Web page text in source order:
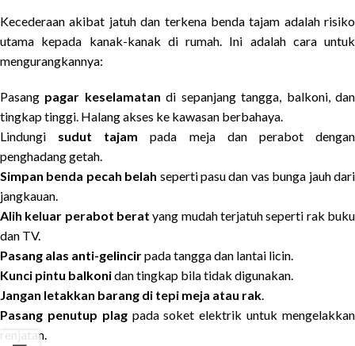
Kecederaan akibat jatuh dan terkena benda tajam adalah risiko
utama kepada kanak-kanak di rumah. Ini adalah cara untuk
mengurangkannya:
Pasang pagar keselamatan di sepanjang tangga, balkoni, dan
tingkap tinggi. Halang akses ke kawasan berbahaya.
Lindungi sudut tajam pada meja dan perabot dengan
penghadang getah.
Simpan benda pecah belah seperti pasu dan vas bunga jauh dari
jangkauan.
Alih keluar perabot berat yang mudah terjatuh seperti rak buku
dan TV.
Pasang alas anti-gelincirpada tangga dan lantai licin.
Kunci pintu balkonidan tingkap bila tidak digunakan.
Jangan letakkan barang di tepi meja atau rak.
Pasang penutup plagpada soket elektrik untuk mengelakkan
renjatan.